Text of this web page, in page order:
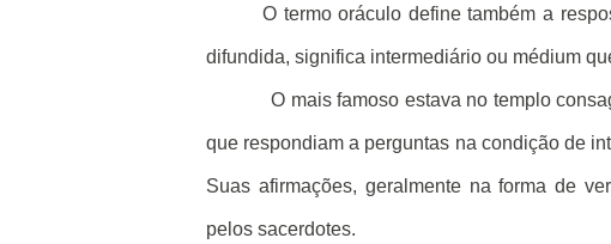
O termo oráculo define também a
difundida, significa intermediário ou médium
O mais famoso estava no templo
que respondiam a perguntas na condição de
Suas afirmações, geralmente na forma de
pelos sacerdotes.